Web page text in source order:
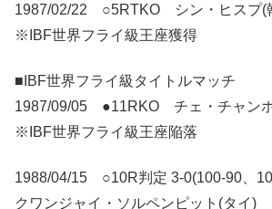
1987/02/22 ○5RTKO シン・ヒスプ(
※IBF世界フライ級王座獲得
■IBF世界フライ級タイトルマッチ
1987/09/05 ●11RKO チェ・チャン
※IBF世界フライ級王座陥落
1988/04/15 ○10R判定 3-0(100-90、
クワンジャイ・ソルペンピット(タイ)